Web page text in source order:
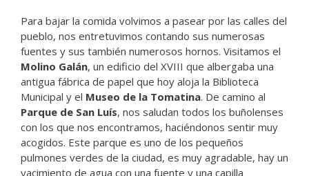
Para bajar la comida volvimos a pasear por las calles del
pueblo, nos entretuvimos contando sus numerosas
fuentes y sus también numerosos hornos. Visitamos el
Molino Galán, un edificio del XVIII que albergaba una
antigua fábrica de papel que hoy aloja la Biblioteca
Municipal y el Museo de la Tomatina. De camino al
Parque de San Luís, nos saludan todos los buñolenses
con los que nos encontramos, haciéndonos sentir muy
acogidos. Este parque es uno de los pequeños
pulmones verdes de la ciudad, es muy agradable, hay un
yacimiento de agua con una fuente y una capilla